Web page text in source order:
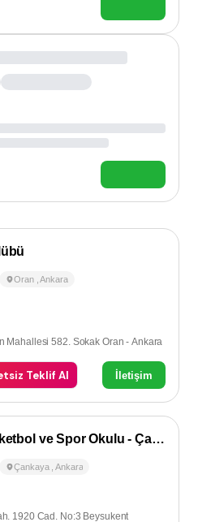
Oran ,Ankara
Mahallesi 582. Sokak Oran - Ankara
Teklif Al İletişim
Hidayet Türkoğlu Basketbol ve Spor Okulu - Çankaya
Çankaya ,Ankara
1920 Cad. No:3 Beysukent